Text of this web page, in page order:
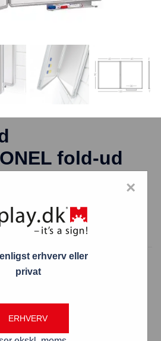
fold-ud
én låge
erhverv eller
privat
ERHVERV
×